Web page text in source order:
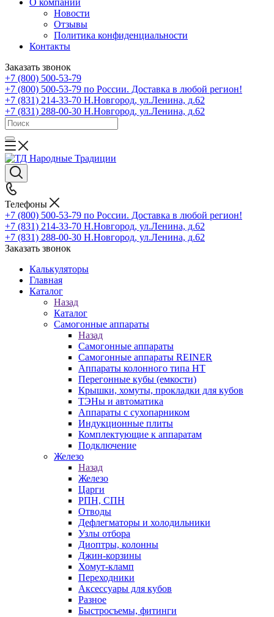
О компании
Новости
Отзывы
Политика конфиденциальности
Контакты
Заказать звонок
+7 (800) 500-53-79
+7 (800) 500-53-79 по России. Доставка в любой регион!
+7 (831) 214-33-70 Н.Новгород, ул.Ленина, д.62
+7 (831) 288-00-30 Н.Новгород, ул.Ленина, д.62
Телефоны
+7 (800) 500-53-79 по России. Доставка в любой регион!
+7 (831) 214-33-70 Н.Новгород, ул.Ленина, д.62
+7 (831) 288-00-30 Н.Новгород, ул.Ленина, д.62
Заказать звонок
Калькуляторы
Главная
Каталог
Назад
Каталог
Самогонные аппараты
Назад
Самогонные аппараты
Самогонные аппараты REINER
Аппараты колонного типа НТ
Перегонные кубы (емкости)
Крышки, хомуты, прокладки для кубов
ТЭНы и автоматика
Аппараты с сухопарником
Индукционные плиты
Комплектующие к аппаратам
Подключение
Железо
Назад
Железо
Царги
РПН, СПН
Отводы
Дефлегматоры и холодильники
Узлы отбора
Диоптры, колонны
Джин-корзины
Хомут-кламп
Переходники
Аксессуары для кубов
Разное
Быстросъемы, фитинги